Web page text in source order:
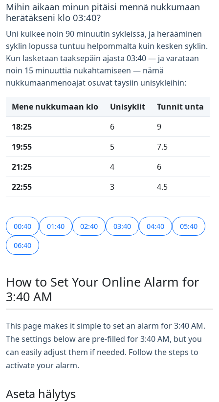
Mihin aikaan minun pitäisi mennä nukkumaan
herätäkseni klo 03:40?
Uni kulkee noin 90 minuutin sykleissä, ja herääminen
syklin lopussa tuntuu helpommalta kuin kesken syklin.
Kun lasketaan taaksepäin ajasta 03:40 — ja varataan
noin 15 minuuttia nukahtamiseen — nämä
nukkumaanmenoajat osuvat täysiin unisykleihin:
Mene nukkumaan klo Unisyklit
Tunnit unta
18:25
6
9
19:55
5
7.5
21:25
4
6
22:55
3 4.5
00:40 01:40 02:40 03:40 04:40 05:40
06:40
How to Set Your Online Alarm for
3:40 AM
This page makes it simple to set an alarm for 3:40 AM.
The settings below are pre-filled for 3:40 AM, but you
can easily adjust them if needed. Follow the steps to
activate your alarm.
Aseta hälytys